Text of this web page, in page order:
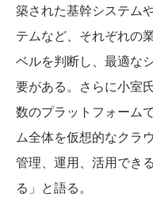
築された基幹システム
テムなど、それぞれの
ベルを判断し、最適な
要がある。さらに小室
数のプラットフォーム
ム全体を仮想的なクラ
管理、運用、活用でき
る」と語る。